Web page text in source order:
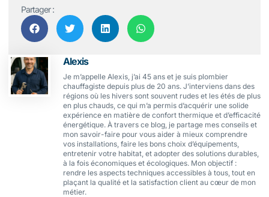
Partager :
Alexis
Je m’appelle Alexis, j’ai 45 ans et je suis plombier
chauffagiste depuis plus de 20 ans. J’interviens dans des
régions où les hivers sont souvent rudes et les étés de plus
en plus chauds, ce qui m’a permis d’acquérir une solide
expérience en matière de confort thermique et d’efficacité
énergétique. À travers ce blog, je partage mes conseils et
mon savoir-faire pour vous aider à mieux comprendre
vos installations, faire les bons choix d’équipements,
entretenir votre habitat, et adopter des solutions durables,
à la fois économiques et écologiques. Mon objectif :
rendre les aspects techniques accessibles à tous, tout en
plaçant la qualité et la satisfaction client au cœur de mon
métier.